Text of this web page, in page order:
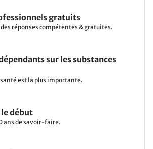
gratuits
réponses compétentes & gratuites.
sur les substances
santé est la plus importante.
début
ans de savoir-faire.